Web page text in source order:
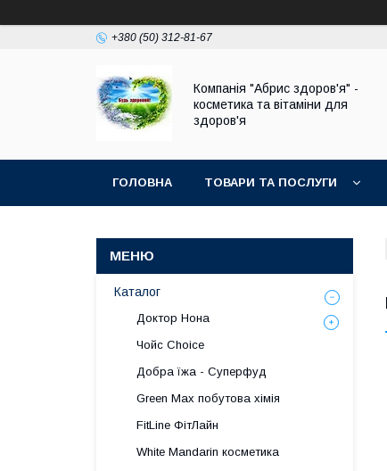
+380 (50) 312-81-67
Компанія "Абрис здоров'я" -
косметика та вітаміни для
здоров'я
ГОЛОВНА ТОВАРИ ТА ПОСЛУГИ
Каталог
Доктор Нона
Чойс Choice
Добра їжа - Суперфуд
Green Max побутова хімія
FitLine ФітЛайн
White Mandarin косметика